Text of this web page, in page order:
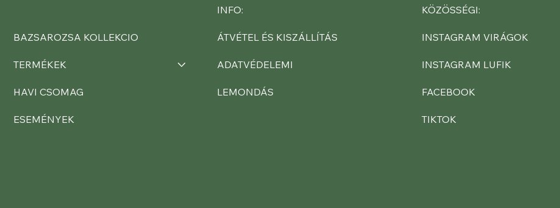
BAZSAROZSA KOLLEKCIO
TERMÉKEK
HAVI CSOMAG
ESEMÉNYEK
INFO:
ÁTVÉTEL ÉS KISZÁLLÍTÁS
ADATVÉDELEMI
LEMONDÁS
KÖZÖSSÉGI:
INSTAGRAM VIRÁGOK
INSTAGRAM LUFIK
FACEBOOK
TIKTOK